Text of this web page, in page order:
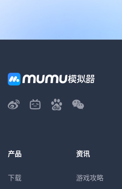
产品
下载
资讯
游戏攻略